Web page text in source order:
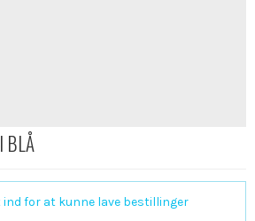
BLÅ
for at kunne lave bestillinger